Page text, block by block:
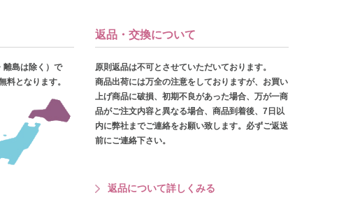
離島は除く）で
料となります。
返品・交換について
原則返品は不可とさせていただいております。
商品出荷には万全の注意をしておりますが、お買い
上げ商品に破損、初期不良があった場合、万が一商
品がご注文内容と異なる場合、商品到着後、7日以
内に弊社までご連絡をお願い致します。必ずご返送
前にご連絡下さい。
返品について詳しくみる